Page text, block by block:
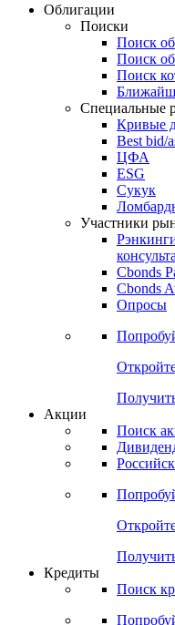
Облигации
Поиски
Поиск
Поиск
Поиск
Специальные
Кривые
Best bid/
ЦФА
ESG
Сукук
Участники
Cbonds
Cbonds
Опросы
Акции
Поиск
Кредиты
Поиск